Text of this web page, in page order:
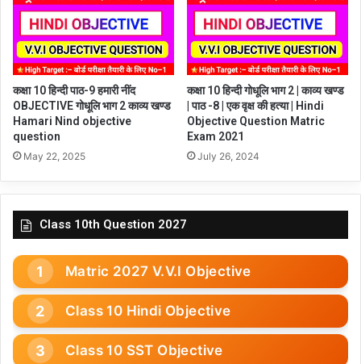
कक्षा 10 हिन्दी पाठ-9 हमारी नींद
OBJECTIVE गोधूलि भाग 2 काव्य खण्ड
Hamari Nind objective
question
May 22, 2025
कक्षा 10 हिन्दी गोधूलि भाग 2 | काव्य खण्ड
| पाठ -8 | एक वृक्ष की हत्या | Hindi
Objective Question Matric
Exam 2021
July 26, 2024
Class 10th Question 2027
Matric 2027 V.V.I Objective
Class 10 Hindi Objective
Class 10 SST Objective